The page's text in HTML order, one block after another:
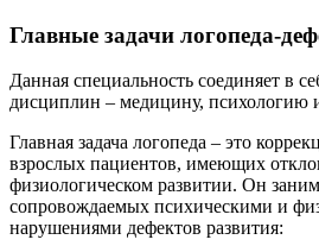
Главные задачи логопеда-
Данная специальность соединяет в
дисциплин – медицину, психологию
Главная задача логопеда – это
взрослых пациентов, имеющих
физиологическом развитии. Он
сопровождаемых психическими и
нарушениями дефектов развития: